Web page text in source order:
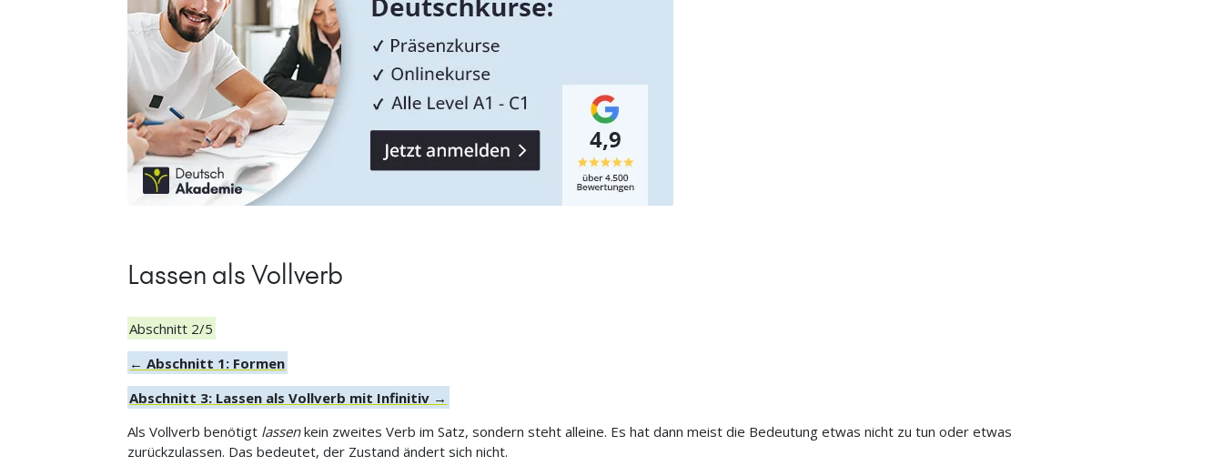
Lassen als Vollverb
Abschnitt 2/5
← Abschnitt 1: Formen
Abschnitt 3: Lassen als Vollverb mit Infinitiv →
Als Vollverb benötigt lassenkein zweites Verb im Satz, sondern steht alleine. Es hat dann meist die Bedeutung etwas nicht zu tun oder etwas
zurückzulassen. Das bedeutet, der Zustand ändert sich nicht.